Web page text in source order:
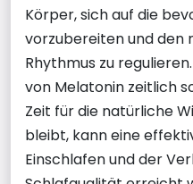
Körper, sich auf die
vorzubereiten und
Rhythmus zu
von Melatonin zeitlich
Zeit für die natürliche
bleibt, kann eine
Einschlafen und der